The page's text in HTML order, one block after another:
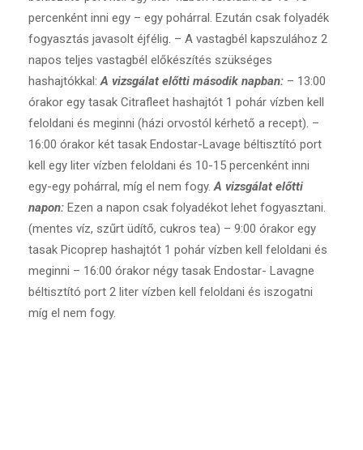
percenként inni egy – egy pohárral. Ezután csak folyadék
fogyasztás javasolt éjfélig. – A vastagbél kapszulához 2
napos teljes vastagbél előkészítés szükséges
hashajtókkal:A vizsgálat előtti második napban: – 13:00
órakor egy tasak Citrafleet hashajtót 1 pohár vízben kell
feloldani és meginni (házi orvostól kérhető a recept). –
16:00 órakor két tasak Endostar-Lavage béltisztító port
kell egy liter vízben feloldani és 10-15 percenként inni
egy-egy pohárral, míg el nem fogy.A vizsgálat előtti
napon: Ezen a napon csak folyadékot lehet fogyasztani.
(mentes víz, szűrt üdítő, cukros tea) – 9:00 órakor egy
tasak Picoprep hashajtót 1 pohár vízben kell feloldani és
meginni – 16:00 órakor négy tasak Endostar- Lavagne
béltisztító port 2 liter vízben kell feloldani és iszogatni
míg el nem fogy.